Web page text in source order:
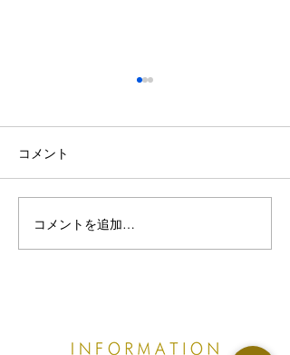
熱帯夜で眠りが浅い・首
こりがつらい方へ｜8月の
コメント
コメントを追加…